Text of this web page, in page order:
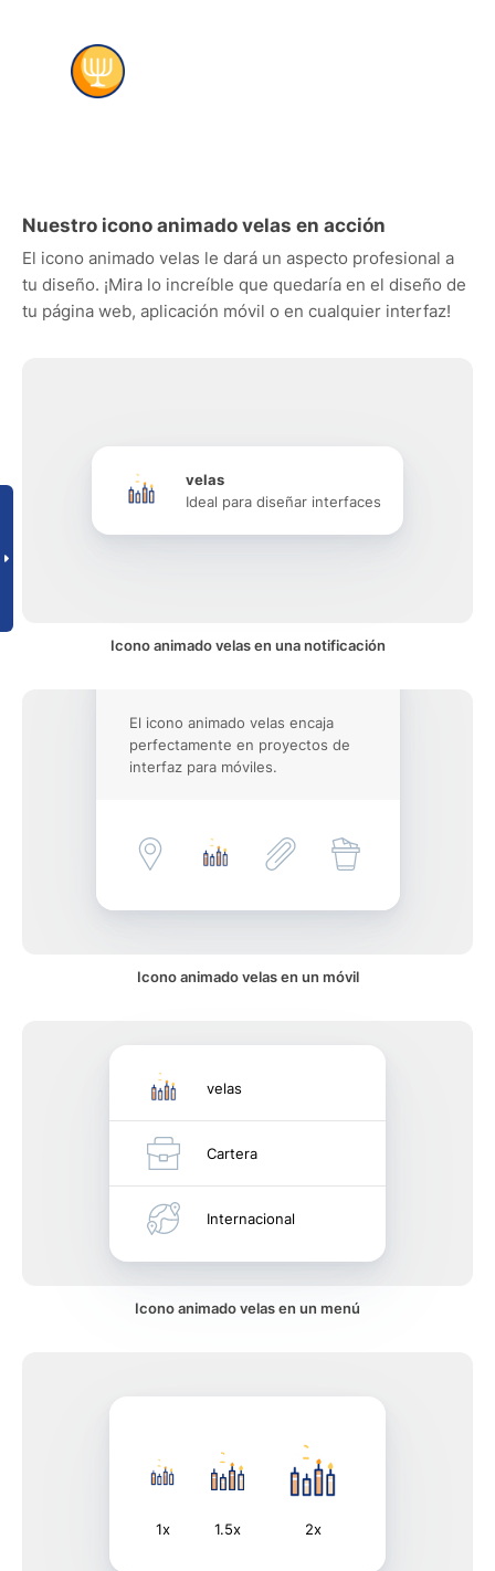
Nuestro icono animado velas en acción
El icono animado velas le dará un aspecto profesional a
tu diseño. ¡Mira lo increíble que quedaría en el diseño de
tu página web, aplicación móvil o en cualquier interfaz!
velas
Ideal para diseñar interfaces
Icono animado velas en una notificación
El icono animado velas encaja
perfectamente en proyectos de
interfaz para móviles.
Icono animado velas en un móvil
velas
Cartera
Internacional
Icono animado velas en un menú
1x 1.5x 2x